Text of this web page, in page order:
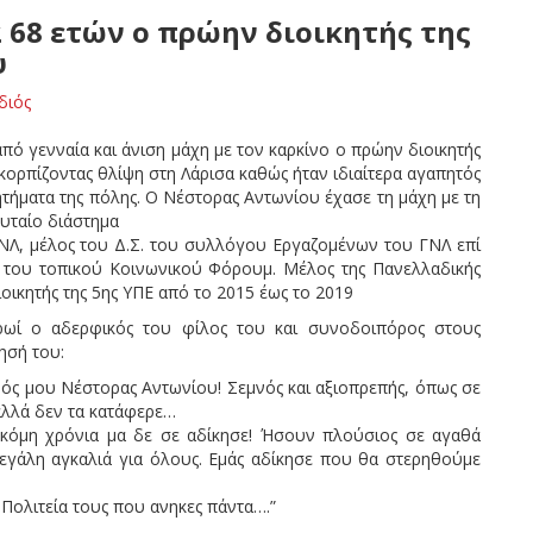
ετών ο πρώην διοικητής της
γενναία και άνιση μάχη με τον καρκίνο ο πρώην διοικητής
θλίψη στη Λάρισα καθώς ήταν ιδιαίτερα αγαπητός
της πόλης. Ο Νέστορας Αντωνίου έχασε τη μάχη με τη
διάστημα
μέλος του Δ.Σ. του συλλόγου Eργαζομένων του ΓNΛ επί
τοπικού Κοινωνικού Φόρουμ. Mέλος της Πανελλαδικής
της 5ης ΥΠΕ από το 2015 έως το 2019
ο αδερφικός του φίλος του και συνοδοιπόρος στους
του:
μου Νέστορας Αντωνίου! Σεμνός και αξιοπρεπής, όπως σε
δεν τα κατάφερε…
χρόνια μα δε σε αδίκησε! Ήσουν πλούσιος σε αγαθά
αγκαλιά για όλους. Εμάς αδίκησε που θα στερηθούμε
τους που ανηκες πάντα….”